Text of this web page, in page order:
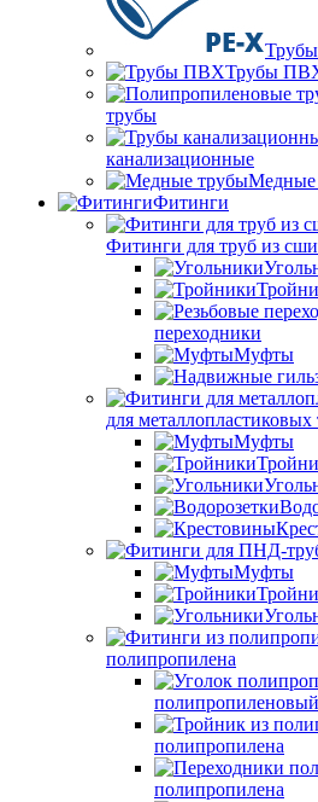
Трубы
трубы
канализационные
Медные
Фитинги
Фитинги для труб из
переходники
Муфты
для металлопластиковых
Муфты
Муфты
полипропилена
полипропиленовый
полипропилена
полипропилена